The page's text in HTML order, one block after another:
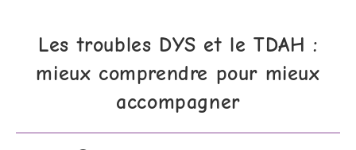
Les troubles DYS et le TDAH :
mieux comprendre pour mieux
accompagner